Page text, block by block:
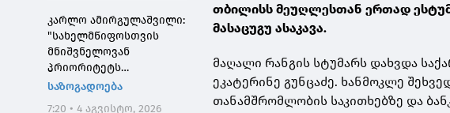
კარლო ამირგულაშვილი:
"სახელმწიფოსთვის
მნიშვნელოვან
პრიორიტეტს
საქართველოს ტყეების,
საზოგადოება
7:20 • 4 აგვისტო, 2026
თბილისს მეუღლესთან ერთად
მასაცუგუ ასაკავა.
მაღალი რანგის სტუმარს დახვდა
ეკატერინე გუნცაძე. ხანმოკლე
თანამშრომლობის საკითხებზე და